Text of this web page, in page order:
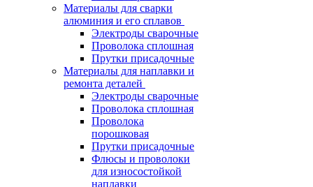
Материалы для сварки
алюминия и его сплавов
Электроды сварочные
Проволока сплошная
Прутки присадочные
Материалы для наплавки и
ремонта деталей
Электроды сварочные
Проволока сплошная
Проволока
порошковая
Прутки присадочные
Флюсы и проволоки
для износостойкой
наплавки